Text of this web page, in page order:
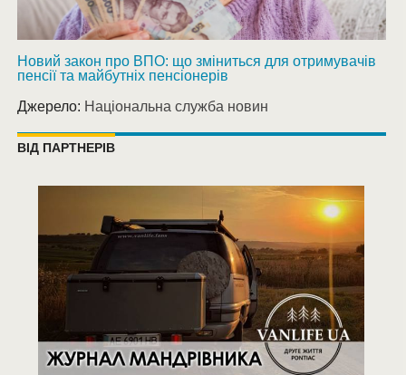
Новий закон про ВПО: що зміниться для отримувачів
пенсії та майбутніх пенсіонерів
Джерело: Національна служба новин
ВІД ПАРТНЕРІВ